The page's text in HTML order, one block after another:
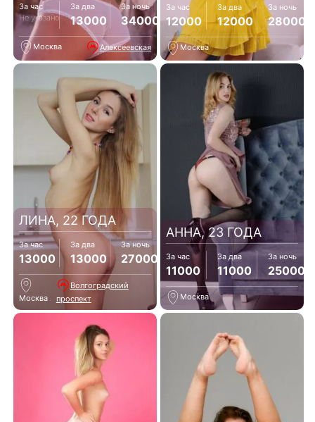
За час
Не указано
За два
13000
За ночь
34000
Москва Алексеевская
За час
12000
За два
12000
За ночь
28000
Москва
ЛИНА, 22 ГОДА
За час
13000
За два
13000
За ночь
27000
Москва
Волгоградский
проспект
АННА, 23 ГОДА
За час
11000
За два
11000
За ночь
25000
Москва